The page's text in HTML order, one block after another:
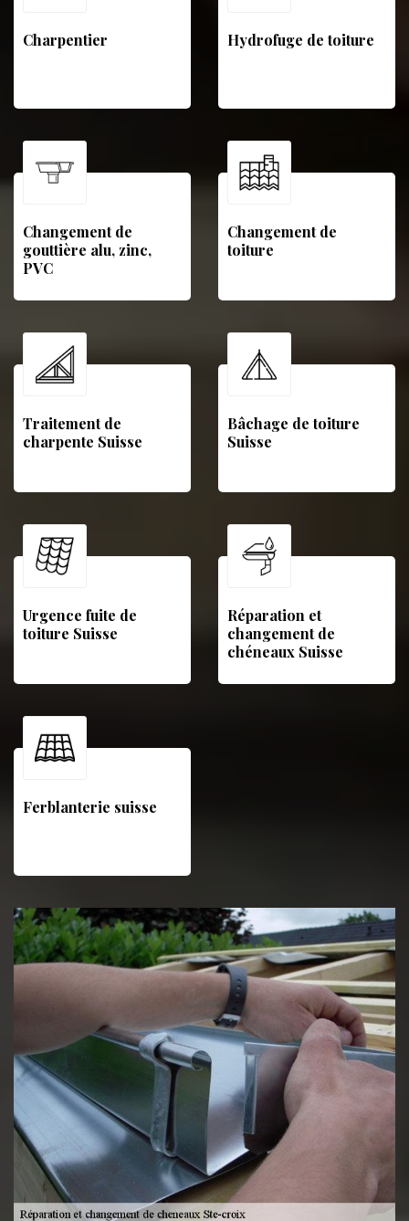
Charpentier Hydrofuge de toiture
Changement de
gouttière alu, zinc,
PVC
Changement de
toiture
Traitement de
charpente Suisse
Bâchage de toiture
Suisse
Urgence fuite de
toiture Suisse
Réparation et
changement de
chéneaux Suisse
Ferblanterie suisse